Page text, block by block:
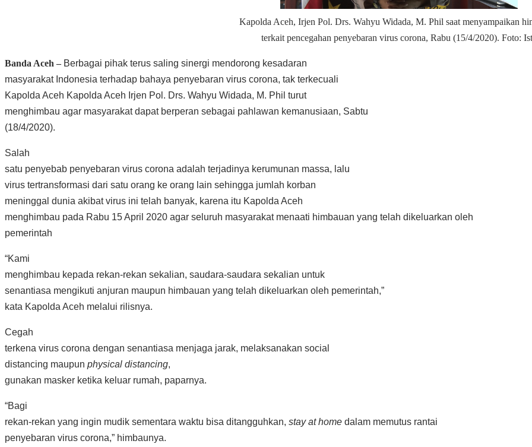
Kapolda Aceh, Irjen Pol. Drs. Wahyu Widada, M. Phil saat menyampaikan
terkait pencegahan penyebaran virus corona, Rabu (15/4/2020). Foto:
Banda Aceh – Berbagai pihak terus saling sinergi mendorong kesadaran
masyarakat Indonesia terhadap bahaya penyebaran virus corona, tak terkecuali
Kapolda Aceh Kapolda Aceh Irjen Pol. Drs. Wahyu Widada, M. Phil turut
menghimbau agar masyarakat dapat berperan sebagai pahlawan kemanusiaan, Sabtu
(18/4/2020).
Salah
satu penyebab penyebaran virus corona adalah terjadinya kerumunan massa, lalu
virus tertransformasi dari satu orang ke orang lain sehingga jumlah korban
meninggal dunia akibat virus ini telah banyak, karena itu Kapolda Aceh
menghimbau pada Rabu 15 April 2020 agar seluruh masyarakat menaati himbauan yang telah dikeluarkan oleh
pemerintah
“Kami
menghimbau kepada rekan-rekan sekalian, saudara-saudara sekalian untuk
senantiasa mengikuti anjuran maupun himbauan yang telah dikeluarkan oleh pemerintah,”
kata Kapolda Aceh melalui rilisnya.
Cegah
terkena virus corona dengan senantiasa menjaga jarak, melaksanakan social
distancing maupun physical distancing,
gunakan masker ketika keluar rumah, paparnya.
“Bagi
rekan-rekan yang ingin mudik sementara waktu bisa ditangguhkan, stay at home dalam memutus rantai
penyebaran virus corona,” himbaunya.